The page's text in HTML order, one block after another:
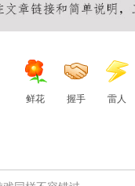
鲜花 握手 雷人